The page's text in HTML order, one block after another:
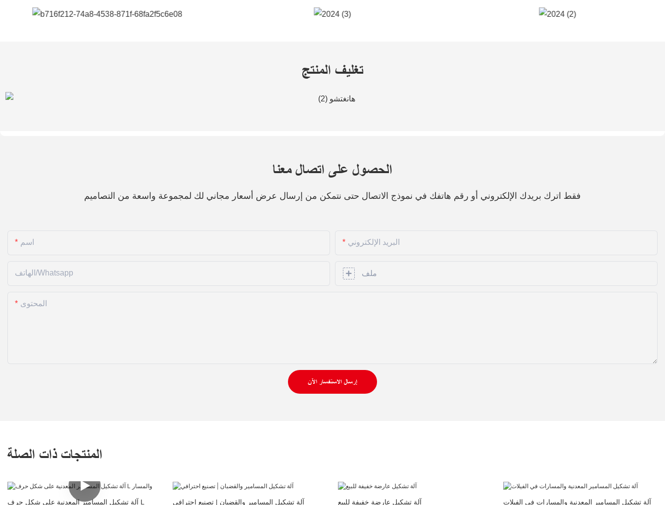
تغليف المنتج
الحصول على اتصال معنا
فقط اترك بريدك الإلكتروني أو رقم هاتفك في نموذج الاتصال حتى نتمكن من إرسال عرض أسعار مجاني لك لمجموعة واسعة من التصاميم
اسم البريد الإلكتروني
الهاتف/whatsapp ملف
المحتوى
إرسال الاستفسار الآن
المنتجات ذات الصلة
آلة تشكيل المسامير المعدنية على شكل حرف L
آلة تشكيل المسامير والقضبان | تصنيع احترافي آلة تشكيل عارضة خفيفة للبيع آلة تشكيل المسامير المعدنية والمسارات في الفيلات